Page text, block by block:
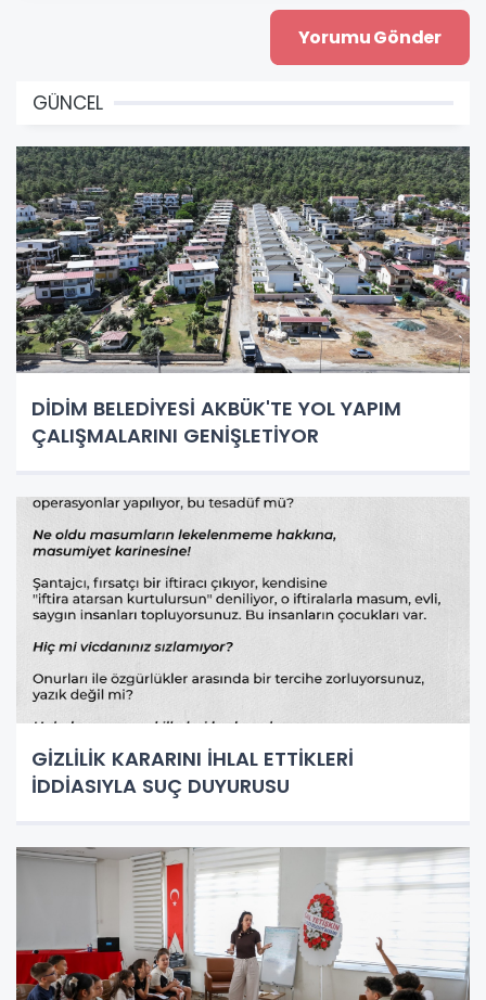
GÜNCEL
DİDİM BELEDİYESİ AKBÜK'TE YOL YAPIM
ÇALIŞMALARINI GENİŞLETİYOR
GİZLİLİK KARARINI İHLAL ETTİKLERİ
İDDİASIYLA SUÇ DUYURUSU